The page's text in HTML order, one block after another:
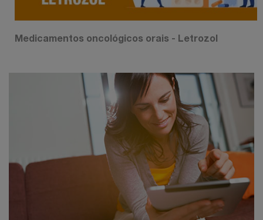
Medicamentos oncológicos orais - Letrozol